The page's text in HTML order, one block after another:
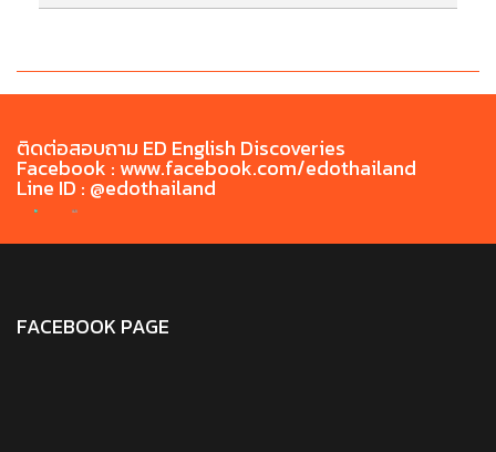
ด้านภาษาไทยก่อนสำเร็จการศึกษา TH-PET ประจำ
ติดต่อสอบถาม ED English Discoveries
Facebook : www.facebook.com/edothailand
Line ID : @edothailand
FACEBOOK PAGE